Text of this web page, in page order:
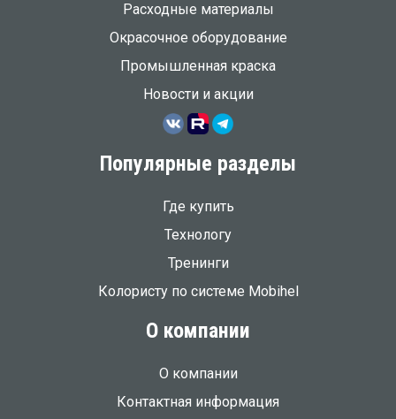
Расходные материалы
Окрасочное оборудование
Промышленная краска
Новости и акции
Популярные разделы
Где купить
Технологу
Тренинги
Колористу по системе Mobihel
О компании
О компании
Контактная информация